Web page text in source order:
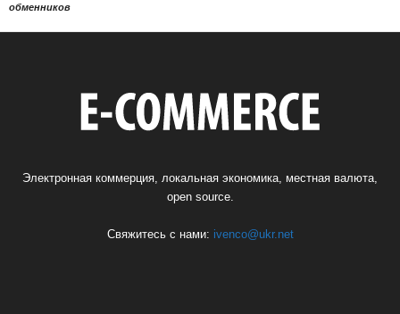
обменников
Электронная коммерция, локальная экономика, местная валюта,
open source.
Свяжитесь с нами: ivenco@ukr.net